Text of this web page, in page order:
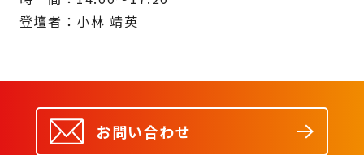
登壇者：小林 靖英
お問い合わせ